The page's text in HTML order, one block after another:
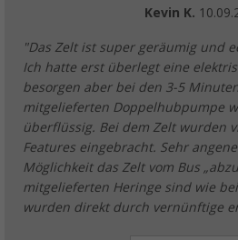
Kevin K.
"Das Zelt ist super geräumig und
Ich hatte erst überlegt eine
besorgen aber bei den 3-5
mitgelieferten Doppelhubpumpe
überflüssig. Bei dem Zelt wurden
Features eingebracht. Sehr
Möglichkeit das Zelt vom Bus
mitgelieferten Heringe sind wie
wurden direkt durch vernünftige